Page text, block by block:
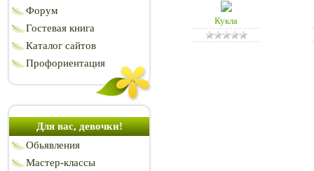
Форум
Гостевая книга
Каталог сайтов
Профориентация
Для вас, девочки!
Обьявления
Мастер-классы
Кукла